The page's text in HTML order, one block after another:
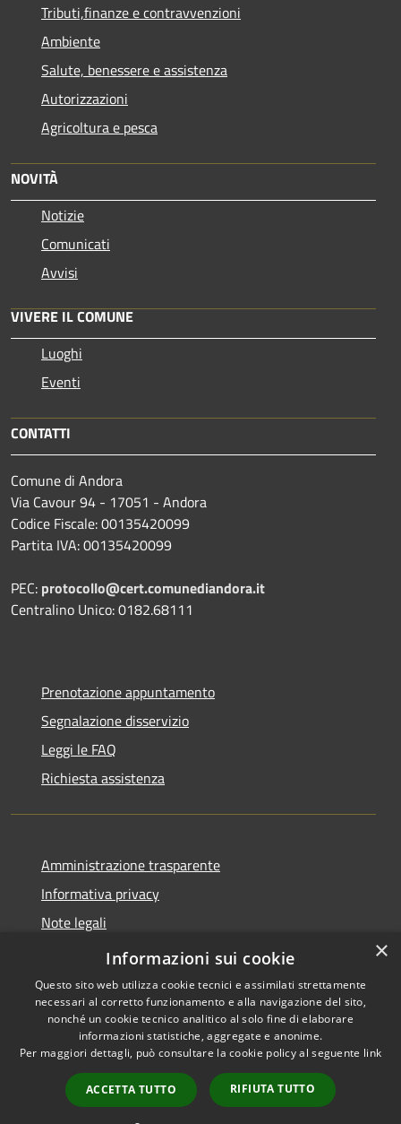
Tributi,finanze e contravvenzioni
Ambiente
Salute, benessere e assistenza
Autorizzazioni
Agricoltura e pesca
NOVITÀ
Notizie
Comunicati
Avvisi
VIVERE IL COMUNE
Luoghi
Eventi
CONTATTI
Comune di Andora
Via Cavour 94 - 17051 - Andora
Codice Fiscale: 00135420099
Partita IVA: 00135420099
PEC: protocollo@cert.comunediandora.it
Centralino Unico: 0182.68111
Prenotazione appuntamento
Segnalazione disservizio
Leggi le FAQ
Richiesta assistenza
Amministrazione trasparente
Informativa privacy
Note legali
Dichiarazione di accessibilità
Accessibilità
Copyright © 2026 • Comune di
Andora • Powered by
Municipium•
Accesso
redazione
×
Informazioni sui cookie
Questo sito web utilizza cookie tecnici e assimilati strettamente
necessari al corretto funzionamento e alla navigazione del sito,
nonché un cookie tecnico analitico al solo fine di elaborare
informazioni statistiche, aggregate e anonime.
Per maggiori dettagli, può consultare la cookie policy al seguente link
ACCETTA TUTTO RIFIUTA TUTTO